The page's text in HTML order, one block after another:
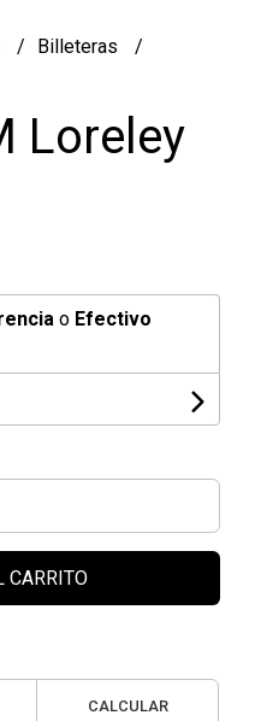
Billeteras
Loreley
o Efectivo
CARRITO
CALCULAR